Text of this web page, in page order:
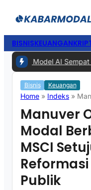
BISNISKEUANGAN
Akui Model AI Sempat
Bisnis Keuangan
Home » Indeks »
Manuver
Modal
MSCI
Publik